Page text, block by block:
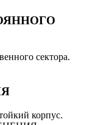
сектора.
корпус.